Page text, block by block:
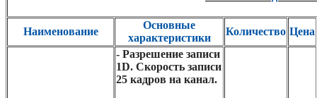
Наименование
Основные
характеристики
Количество Цена
- Разрешение записи
1D. Скорость записи
25 кадров на канал.